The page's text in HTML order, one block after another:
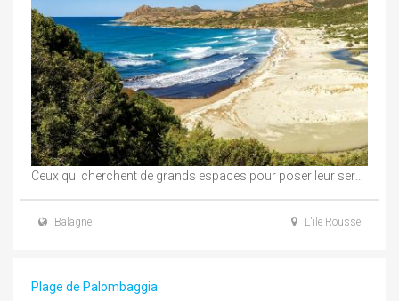
Balagne L'ile Rousse
Plage de Palombaggia